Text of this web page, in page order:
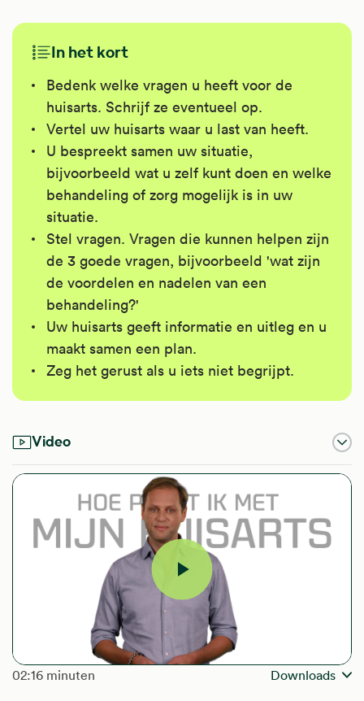
In het kort
Bedenk welke vragen u heeft voor de
huisarts. Schrijf ze eventueel op.
Vertel uw huisarts waar u last van heeft.
U bespreekt samen uw situatie,
bijvoorbeeld wat u zelf kunt doen en welke
behandeling of zorg mogelijk is in uw
situatie.
Stel vragen. Vragen die kunnen helpen zijn
de 3 goede vragen, bijvoorbeeld 'wat zijn
de voordelen en nadelen van een
behandeling?'
Uw huisarts geeft informatie en uitleg en u
maakt samen een plan.
Zeg het gerust als u iets niet begrijpt.
Video
Video
afspelen
The length of the video is
02:16 minuten Downloads